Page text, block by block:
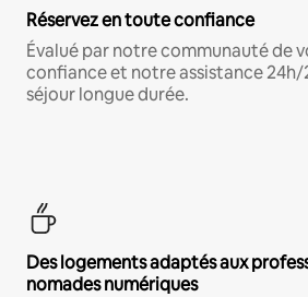
Réservez en toute confiance
Évalué par notre communauté de
confiance et notre assistance
séjour longue durée.
Des logements adaptés aux
nomades numériques